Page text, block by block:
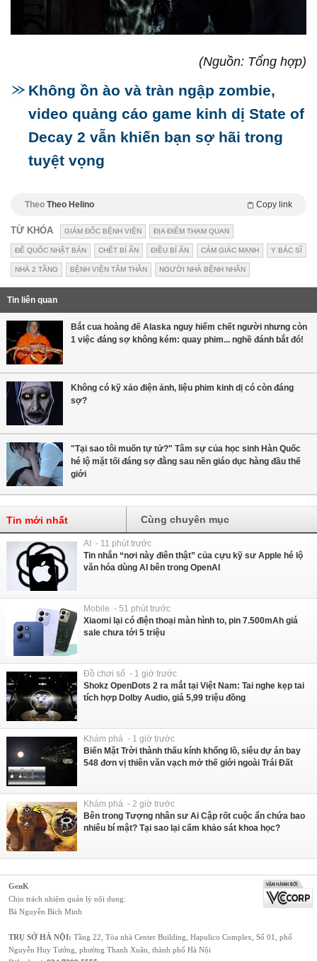
(Nguồn: Tổng hợp)
Không ồn ào và tràn ngập zombie,
video quảng cáo game kinh dị State of
Decay 2 vẫn khiến bạn sợ hãi trong
tuyệt vọng
Theo Theo Helino Copy link
TỪ KHÓA GIÁM ĐỐC BỆNH VIỆN ĐỊA ĐIỂM THAM QUAN
ĐẾ QUỐC NHẬT BẢN CHẾT BÍ ẨN ĐIỀU BÍ ẨN CẢM GIÁC MẠNH Y BÁC SĨ
NHÀ 2 TẦNG BỆNH VIỆN TÂM THẦN NGƯỜI NHÀ BỆNH NHÂN
Tin liên quan
Bắt cua hoàng đế Alaska nguy hiểm chết người nhưng còn
1 việc đáng sợ không kém: quay phim... nghề đánh bắt đó!
Không có kỹ xảo điện ảnh, liệu phim kinh dị có còn đáng
sợ?
"Tại sao tôi muốn tự tử?" Tâm sự của học sinh Hàn Quốc
hé lộ mặt tối đáng sợ đằng sau nền giáo dục hàng đầu thế
giới
Tin mới nhất Cùng chuyên mục
AI - 11 phút trước
Tin nhắn “nơi này điên thật” của cựu kỹ sư Apple hé lộ
văn hóa dùng AI bên trong OpenAI
Mobile - 51 phút trước
Xiaomi lại có điện thoại màn hình to, pin 7.500mAh giá
sale chưa tới 5 triệu
Đồ chơi số - 1 giờ trước
Shokz OpenDots 2 ra mắt tại Việt Nam: Tai nghe kẹp tai
tích hợp Dolby Audio, giá 5,99 triệu đồng
Khám phá - 1 giờ trước
Biến Mặt Trời thành thấu kính khổng lồ, siêu dự án bay
548 đơn vị thiên văn vạch mở thế giới ngoài Trái Đất
Khám phá - 2 giờ trước
Bên trong Tượng nhân sư Ai Cập rốt cuộc ẩn chứa bao
nhiêu bí mật? Tại sao lại cấm khảo sát khoa học?
GenK
Chịu trách nhiệm quản lý nội dung:
Bà Nguyễn Bích Minh
TRỤ SỞ HÀ NỘI: Tầng 22, Tòa nhà Center Building, Hapulico Complex, Số 01, phố
Nguyễn Huy Tưởng, phường Thanh Xuân, thành phố Hà Nội